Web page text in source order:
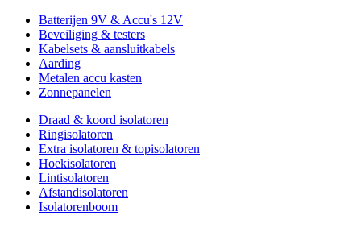
Batterijen 9V & Accu's 12V
Beveiliging & testers
Kabelsets & aansluitkabels
Aarding
Metalen accu kasten
Zonnepanelen
Draad & koord isolatoren
Ringisolatoren
Extra isolatoren & topisolatoren
Hoekisolatoren
Lintisolatoren
Afstandisolatoren
Isolatorenboom